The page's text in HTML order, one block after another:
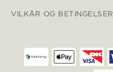
VILKÅR OG BETINGELSER